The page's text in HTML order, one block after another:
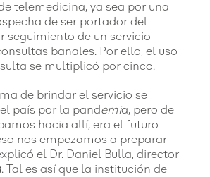
telemedicina, ya sea por una
de ser portador del
seguimiento de un servicio
banales. Por ello, el uso
se multiplicó por cinco.
de brindar el servicio se
país por la pandemia, pero de
hacia allí, era el futuro
nos empezamos a preparar
el Dr. Daniel Bulla, director
. Tal es así que la institución de